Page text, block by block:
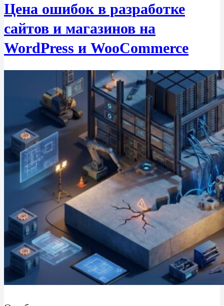
Цена ошибок в разработке
сайтов и магазинов на
WordPress и WooCommerce